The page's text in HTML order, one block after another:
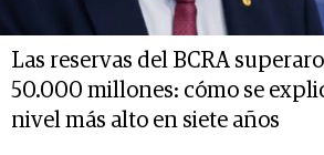
Las reservas del BCRA
50.000 millones: cómo se
nivel más alto en siete años